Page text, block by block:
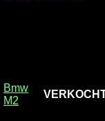
Bmw
M2